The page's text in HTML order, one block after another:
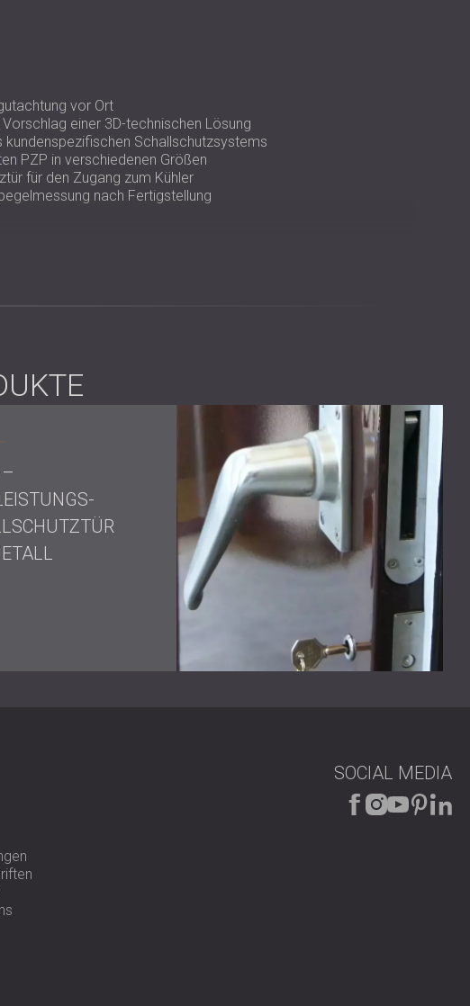
vor Ort
einer 3D-technischen Lösung
kundenspezifischen Schallschutzsystems
PZP in verschiedenen Größen
für den Zugang zum Kühler
nach Fertigstellung
und doppelseitig)
eine Struktur vor, die die Kühler mit schallabsorbierenden
perforierte PZP-Platten verwendete, die auf maximale
Oberflächen mit unterschiedlichen Lochdurchmessern konnte ein
werden. Für eine praktische Wartung wurde eine spezielle
ohne die Schalldämmung zu beeinträchtigen.
drei Tagen abgeschlossen, vier Tage früher als geplant. Die
einen Wert von 56 dB, was die Erwartungen des Kunden
vollständig löste. Dieses erfolgreiche Ergebnis stärkte
mit Marriott weiter.
um Schallschutzlösungen zu entdecken, die den höchsten
ohne Kompromisse bei Ästhetik oder Funktionalität
SOCIAL MEDIA